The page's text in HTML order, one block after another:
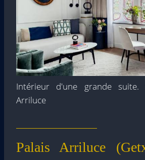
Intérieur d'une grande suite.
Arriluce
Palais Arriluce